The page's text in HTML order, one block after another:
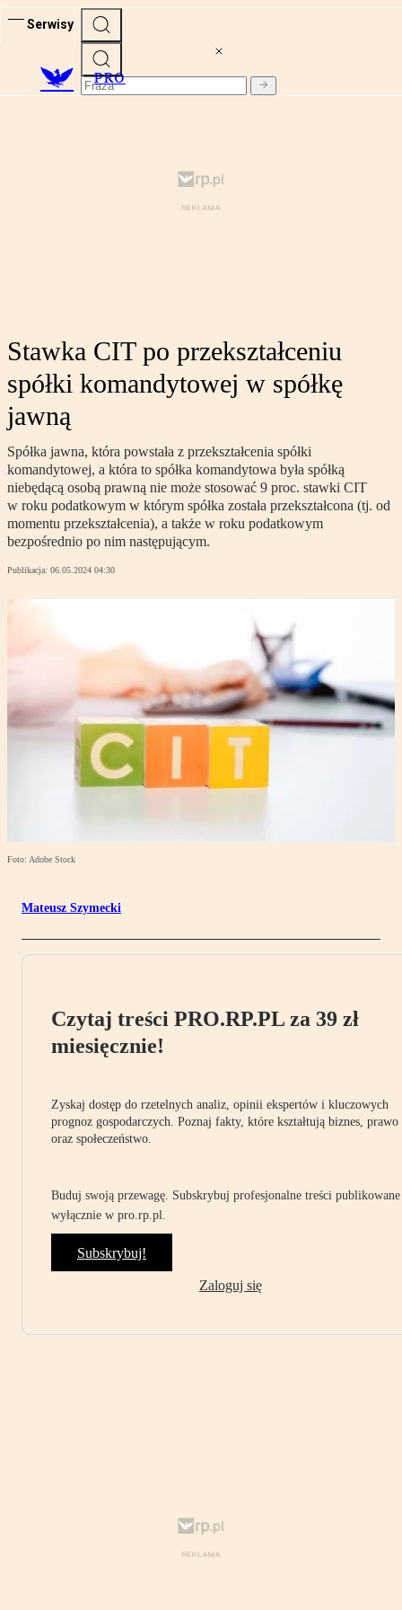
Serwisy
PRO
Stawka CIT po przekształceniu
spółki komandytowej w spółkę
jawną
Spółka jawna, która powstała z przekształcenia spółki
komandytowej, a która to spółka komandytowa była spółką
niebędącą osobą prawną nie może stosować 9 proc. stawki CIT
w roku podatkowym w którym spółka została przekształcona (tj. od
momentu przekształcenia), a także w roku podatkowym
bezpośrednio po nim następującym.
Publikacja: 06.05.2024 04:30
Foto: Adobe Stock
Mateusz Szymecki
Czytaj treści PRO.RP.PL za 39 zł
miesięcznie!
Zyskaj dostęp do rzetelnych analiz, opinii ekspertów i kluczowych
prognoz gospodarczych. Poznaj fakty, które kształtują biznes, prawo
oraz społeczeństwo.
Buduj swoją przewagę. Subskrybuj profesjonalne treści publikowane
wyłącznie w pro.rp.pl.
Subskrybuj!
Zaloguj się